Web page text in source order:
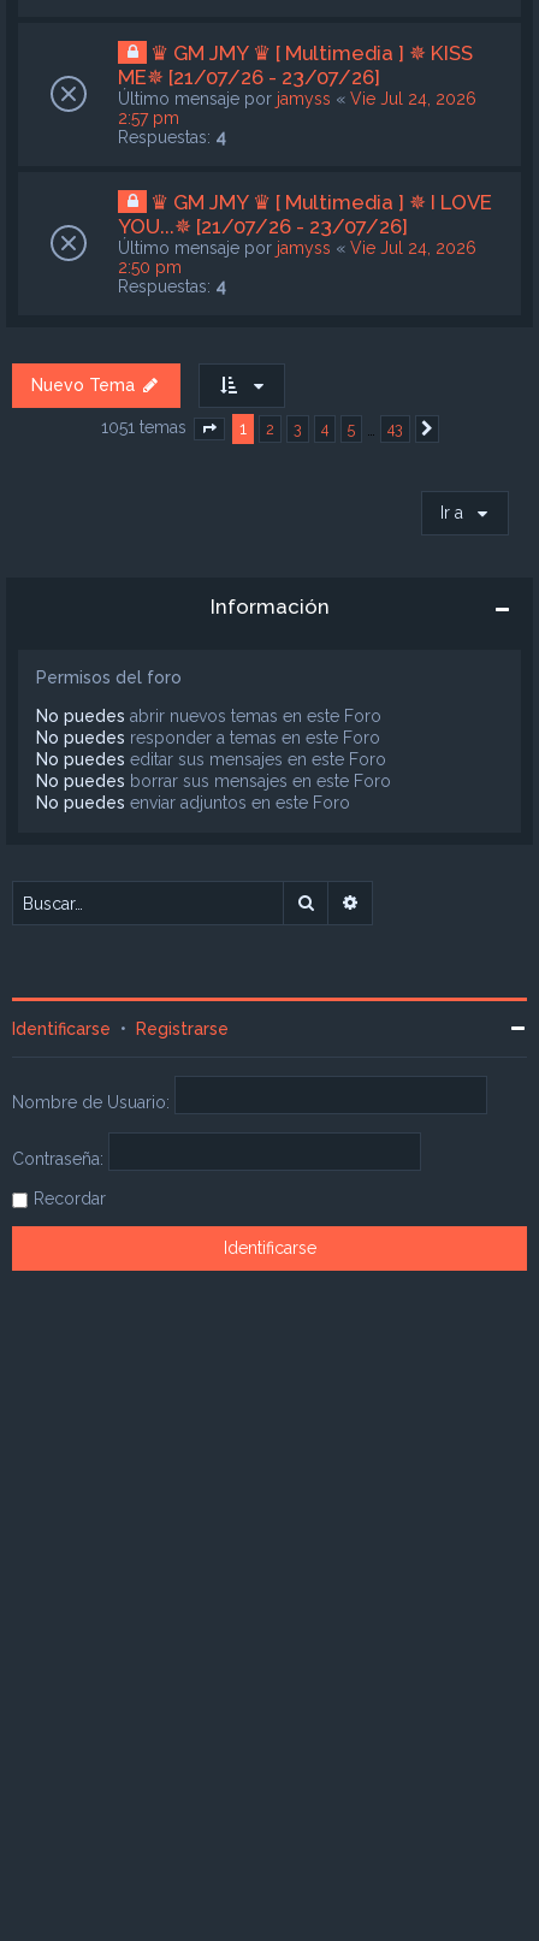
♛ GM JMY ♛ [ Multimedia ] ✵ KISS
ME✵ [21/07/26 - 23/07/26]
Último mensaje por jamyss « Vie Jul 24, 2026
2:57 pm
Respuestas: 4
♛ GM JMY ♛ [ Multimedia ] ✵ I LOVE
YOU...✵ [21/07/26 - 23/07/26]
Último mensaje por jamyss « Vie Jul 24, 2026
2:50 pm
Respuestas: 4
Nuevo Tema
1051 temas Página1 de 43
1 2 3 4 5 43
Ir a
Información
Permisos del foro
No puedes abrir nuevos temas en este Foro
No puedes responder a temas en este Foro
No puedes editar sus mensajes en este Foro
No puedes borrar sus mensajes en este Foro
No puedes enviar adjuntos en este Foro
Buscar
Identificarse • Registrarse
Nombre de Usuario:
Contraseña:
Recordar